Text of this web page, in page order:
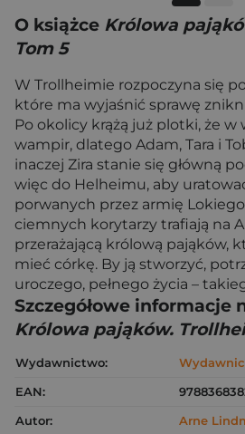
O książce Królowa
Tom 5
W Trollheimie rozpoczyna się
które ma wyjaśnić sprawę
Po okolicy krążą już plotki, że w
wampir, dlatego Adam, Tara i
inaczej Zira stanie się główną
więc do Helheimu, aby
porwanych przez armię
ciemnych korytarzy trafiają na
przerażającą królową pająków,
mieć córkę. By ją stworzyć,
uroczego, pełnego życia –
Szczegółowe informacje
Królowa pająków.
Wydawnictwo:
EAN:
Autor:
Arne